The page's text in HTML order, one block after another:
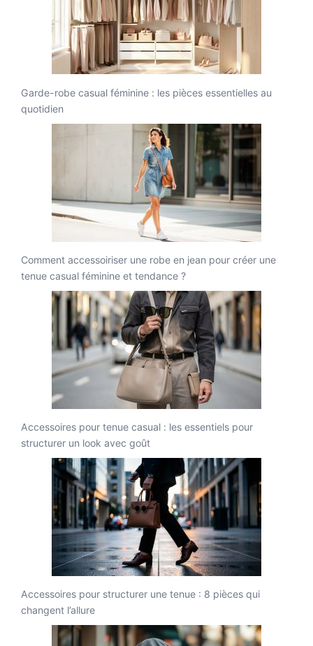
Garde-robe casual féminine : les pièces essentielles au
quotidien
Comment accessoiriser une robe en jean pour créer une
tenue casual féminine et tendance ?
Accessoires pour tenue casual : les essentiels pour
structurer un look avec goût
Accessoires pour structurer une tenue : 8 pièces qui
changent l’allure